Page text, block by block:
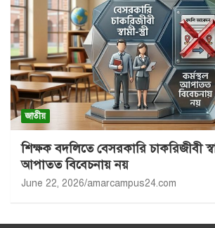
জাতীয়
শিক্ষক বদলিতে বেসরকারি চাকরিজীবী
আপাতত বিবেচনায় নয়
June 22, 2026 amarcampus24.com